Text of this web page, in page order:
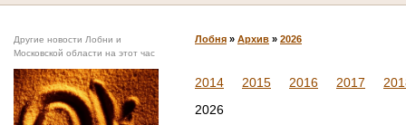
Другие новости Лобни и
Московской области на этот час
Лобня » Архив » 2026
2014 2015 2016 2017
2026